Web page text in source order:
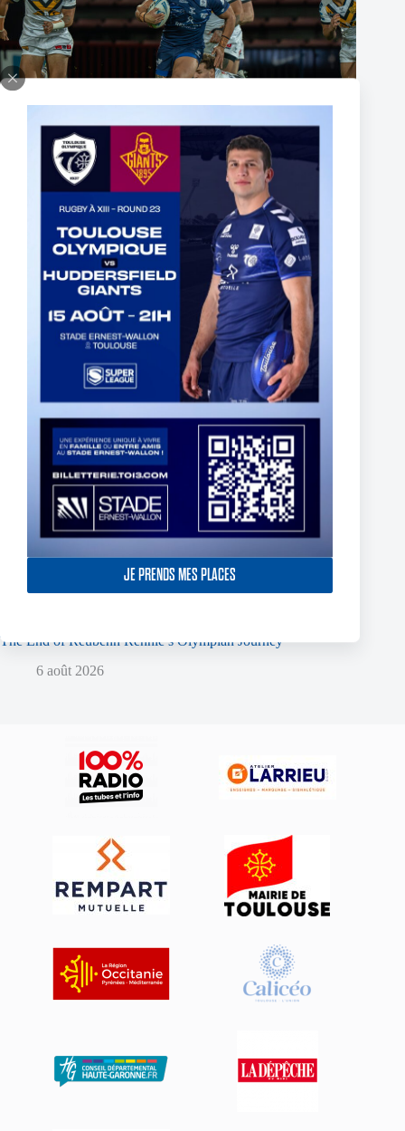
JE PRENDS MES PLACES
Fin de l’aventure Olympienne pour Reubenn Rennie
6 août 2026
The End of Reubenn Rennie’s Olympian Journey
6 août 2026